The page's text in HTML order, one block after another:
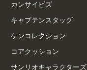
カンサイビズ
キャプテンスタッグ
ケンコレクション
コアクッション
サンリオキャラクターズ